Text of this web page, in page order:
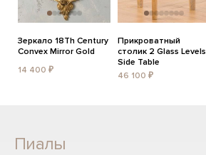
Зеркало 18Th Century
Convex Mirror Gold
14 400 ₽
Прикроватный
столик 2 Glass Levels
Side Table
46 100 ₽
Пиалы